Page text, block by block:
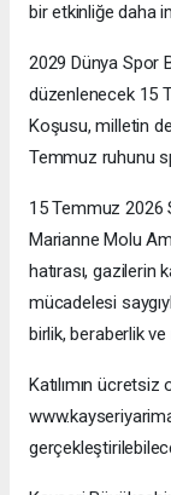
bir etkinliğe daha
2029 Dünya Spor
düzenlenecek 15
Koşusu, milletin
Temmuz ruhunu
15 Temmuz 2026
Marianne Molu
hatırası, gazilerin
mücadelesi
birlik, beraberlik
Katılımın